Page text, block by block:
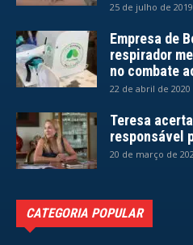
25 de julho de 2019
Empresa de
respirador
no combate
22 de abril de 2020
Teresa
responsável
20 de março de
CATEGORIA POPULAR